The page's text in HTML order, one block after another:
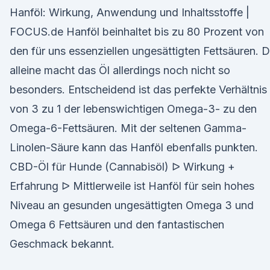
Hanföl: Wirkung, Anwendung und Inhaltsstoffe |
FOCUS.de Hanföl beinhaltet bis zu 80 Prozent von
den für uns essenziellen ungesättigten Fettsäuren.
alleine macht das Öl allerdings noch nicht so
besonders. Entscheidend ist das perfekte Verhältnis
von 3 zu 1 der lebenswichtigen Omega-3- zu den
Omega-6-Fettsäuren. Mit der seltenen Gamma-
Linolen-Säure kann das Hanföl ebenfalls punkten.
CBD-Öl für Hunde (Cannabisöl) ᐅ Wirkung +
Erfahrung ᐅ Mittlerweile ist Hanföl für sein hohes
Niveau an gesunden ungesättigten Omega 3 und
Omega 6 Fettsäuren und den fantastischen
Geschmack bekannt.